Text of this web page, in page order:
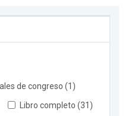
de congreso (1)
Libro completo (31)